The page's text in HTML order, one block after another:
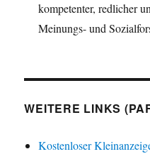
kompetenter, redlicher
Meinungs- und
WEITERE LINKS
Kostenloser